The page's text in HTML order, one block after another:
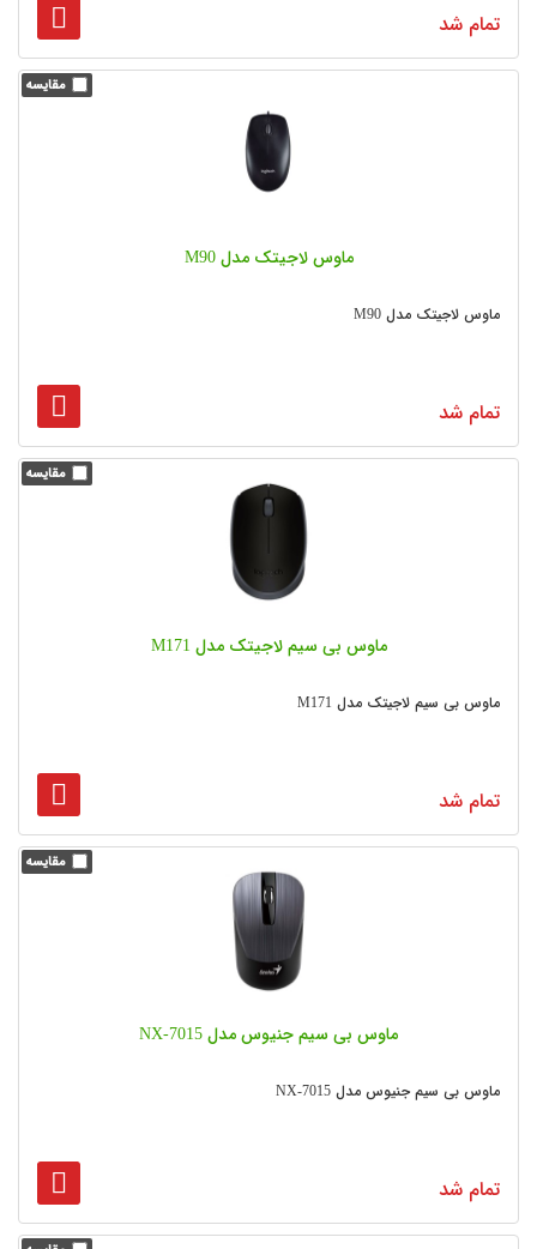
تمام شد
ماوس لاجیتک مدل M90
ماوس لاجیتک مدل M90
تمام شد
ماوس بی‌ سیم لاجیتک مدل M171
ماوس بی‌ سیم لاجیتک مدل M171
تمام شد
ماوس بی سیم جنیوس مدل NX-7015
ماوس بی سیم جنیوس مدل NX-7015
تمام شد